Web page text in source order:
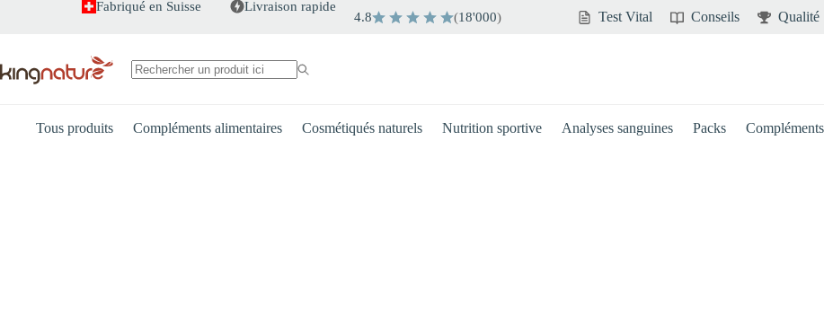
Fabriqué en Suisse Livraison rapide
4.8 (18'000) Test Vital Conseils Qualité
Tous produits Compléments alimentaires Cosmétiqués naturels Nutrition sportive Analyses sanguines Packs